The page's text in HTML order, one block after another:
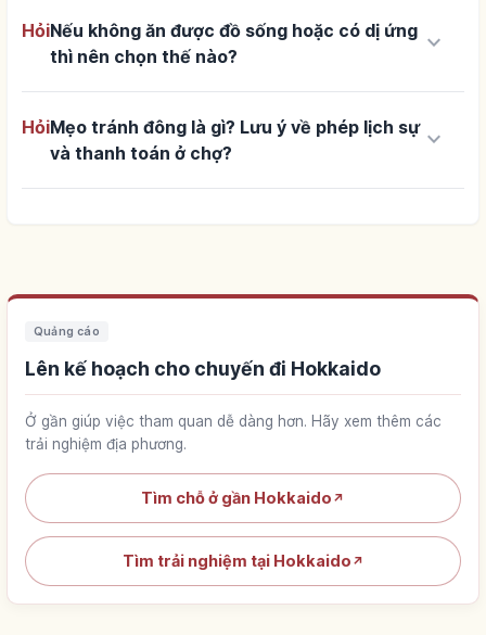
HỏiNếu không ăn được đồ sống hoặc có dị ứng
thì nên chọn thế nào?
keyboard_arrow_down
HỏiMẹo tránh đông là gì? Lưu ý về phép lịch sự
và thanh toán ở chợ?
keyboard_arrow_down
Quảng cáo
Lên kế hoạch cho chuyến đi Hokkaido
Ở gần giúp việc tham quan dễ dàng hơn. Hãy xem thêm các
trải nghiệm địa phương.
Tìm chỗ ở gần Hokkaido ↗
Tìm trải nghiệm tại Hokkaido ↗